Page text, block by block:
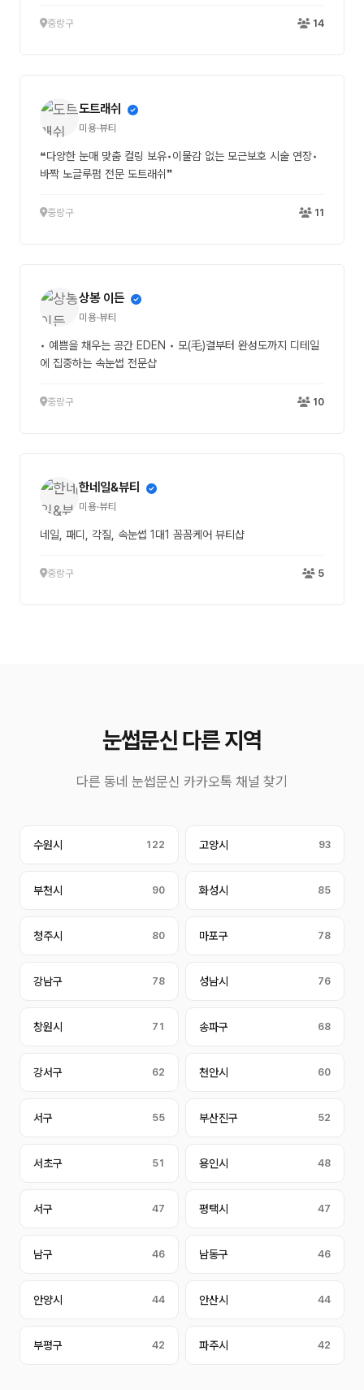
중랑구 14
도트래쉬
미용·뷰티
❝다양한 눈매 맞춤 컬링 보유•이물감 없는 모근보호 시술 연장•
바짝 노글루펌 전문 도트래쉬❞
중랑구 11
상봉 이든
미용·뷰티
• 예쁨을 채우는 공간 EDEN • 모(毛)결부터 완성도까지 디테일
에 집중하는 속눈썹 전문샵
중랑구 10
한네일&뷰티
미용·뷰티
네일, 패디, 각질, 속눈썹 1대1 꼼꼼케어 뷰티샵
중랑구 5
눈썹문신 다른 지역
다른 동네 눈썹문신 카카오톡 채널 찾기
수원시 122 고양시 93
부천시 90 화성시 85
청주시 80 마포구 78
강남구 78 성남시 76
창원시 71 송파구 68
강서구 62 천안시 60
서구 55 부산진구 52
서초구 51 용인시 48
서구 47 평택시 47
남구 46 남동구 46
안양시 44 안산시 44
부평구 42 파주시 42